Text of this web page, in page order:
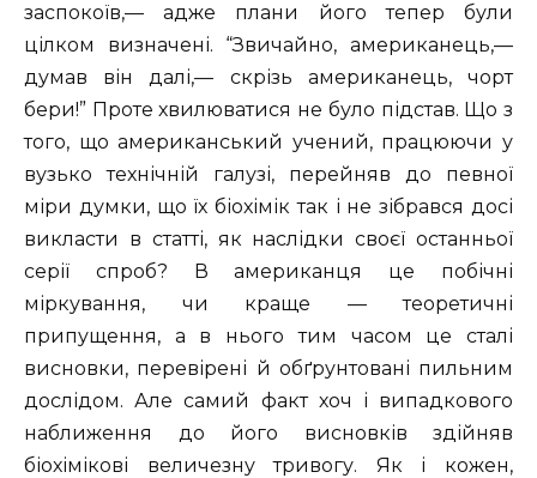
заспокоїв,— адже плани його тепер були
цілком визначені. “Звичайно, американець,—
думав він далі,— скрізь американець, чорт
бери!” Проте хвилюватися не було підстав. Що з
того, що американський учений, працюючи у
вузько технічній галузі, перейняв до певної
міри думки, що їх біохімік так і не зібрався досі
викласти в статті, як наслідки своєї останньої
серії спроб? В американця це побічні
міркування, чи краще — теоретичні
припущення, а в нього тим часом це сталі
висновки, перевірені й обґрунтовані пильним
дослідом. Але самий факт хоч і випадкового
наближення до його висновків здійняв
біохімікові величезну тривогу. Як і кожен,